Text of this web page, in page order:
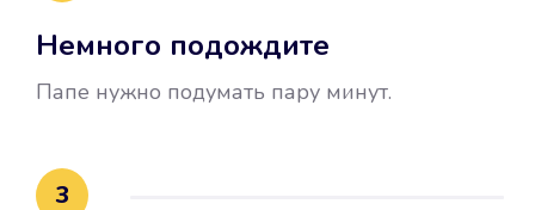
воспользовались бесплатной
это открыло новые возможности в
Немного подождите
Папе нужно подумать пару минут.
3